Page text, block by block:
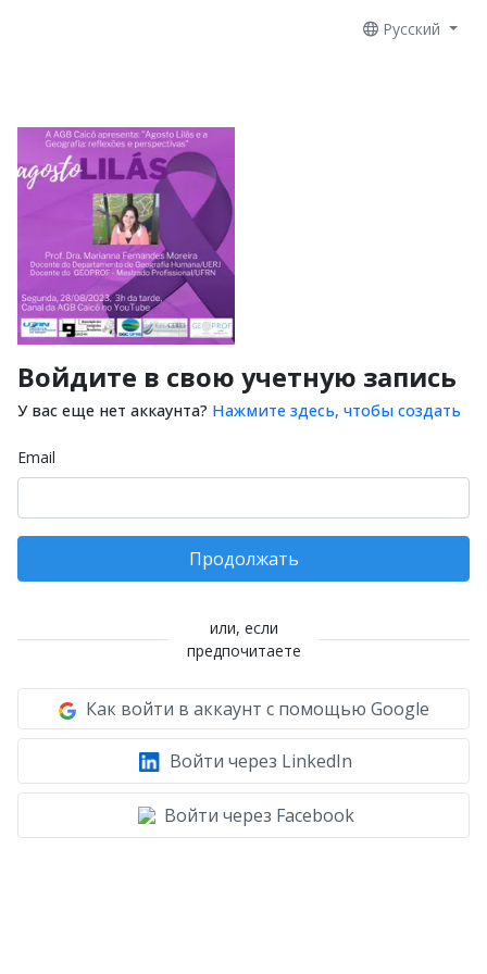
Русский
Войдите в свою учетную запись
У вас еще нет аккаунта? Нажмите здесь, чтобы создать
Email
Продолжать
или, если
предпочитаете
Как войти в аккаунт с помощью Google
Войти через LinkedIn
Войти через Facebook